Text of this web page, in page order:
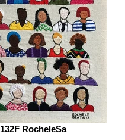
132F RocheleSa